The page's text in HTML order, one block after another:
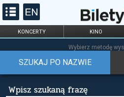
KONCERTY KINO
OPERA I BALET
DLA DZIECI
ONLINE
Wybierz metodę
SZUKAJ PO NAZWIE
Wpisz szukaną frazę